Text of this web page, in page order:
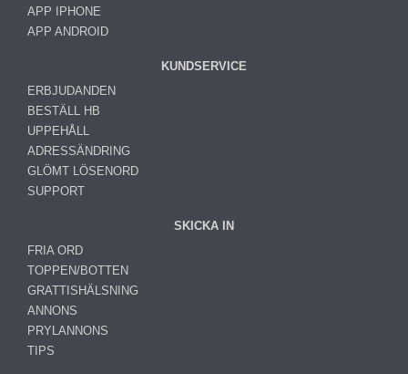
APP IPHONE
APP ANDROID
KUNDSERVICE
ERBJUDANDEN
BESTÄLL HB
UPPEHÅLL
ADRESSÄNDRING
GLÖMT LÖSENORD
SUPPORT
SKICKA IN
FRIA ORD
TOPPEN/BOTTEN
GRATTISHÄLSNING
ANNONS
PRYLANNONS
TIPS